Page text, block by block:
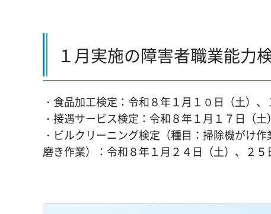
１月実施の障害者職業能力
・食品加工検定：令和８年１月１０日（土）
・接遇サービス検定：令和８年１月１７日（
・ビルクリーニング検定（種目：掃除機がけ
磨き作業）：令和８年１月２４日（土）、２